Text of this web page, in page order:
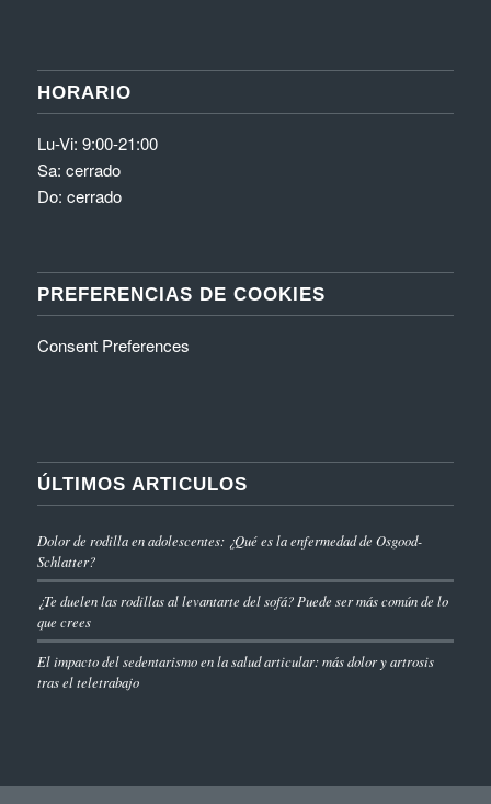
ÚLTIMOS ARTICULOS
Dolor de rodilla en adolescentes: ¿Qué es la enfermedad de Osgood-
El impacto del sedentarismo en la salud articular: más dolor y artrosis
tras el teletrabajo
invaar © Copyright · Condiciones Generales de Uso
Theme by Kriesi